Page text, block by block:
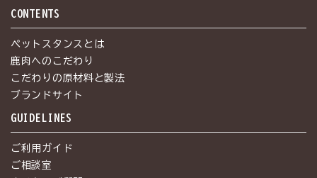
CONTENTS
ペットスタンスとは
鹿肉へのこだわり
こだわりの原材料と製法
ブランドサイト
GUIDELINES
ご利用ガイド
ご相談室